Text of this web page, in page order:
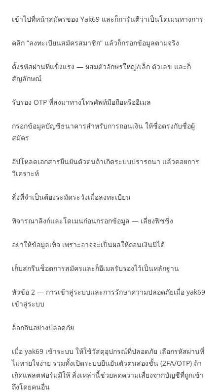
เข้าไปที่หน้าสมัครของ Yak69 และก็การันตีว่าเป็นโดเมนทางการ
คลิก “ลงทะเบียนสมัครสมาชิก” แล้วก็กรอกข้อมูลตามจริง
ตั้งรหัสผ่านที่แข็งแรง — ผสมตัวอักษรใหญ่/เล็ก ตัวเลข และก็
สัญลักษณ์
รับรอง OTP ที่ส่งมาทางโทรศัพท์มือถือหรืออีเมล
กรอกข้อมูลบัญชีธนาคารสำหรับการถอนเงิน ให้ชื่อตรงกับชื่อผู้
สมัคร
อัปโหลดเอกสารยืนยันตัวตนถ้าเกิดระบบปรารถนา แล้วคอยการ
วิเคราะห์
สิ่งที่จำเป็นต้องระมัดระวังเมื่อลงทะเบียน
พิจารณาลิงก์และโดเมนก่อนกรอกข้อมูล — เลี่ยงฟิชชิ่ง
อย่าให้ข้อมูลเท็จ เพราะอาจจะเป็นผลให้ถอนเงินมิได้
เก็บสกรีนช็อตการสมัครและก็อีเมลรับรองไว้เป็นหลักฐาน
หัวข้อ 2 — การเข้าสู่ระบบและการรักษาความปลอดภัยเมื่อ yak69
เข้าสู่ระบบ
ล็อกอินอย่างปลอดภัย
เมื่อ yak69 เข้าระบบ ให้ใช้วัสดุอุปกรณ์ที่ปลอดภัย เลือกรหัสผ่านที่
ไม่ทายใจง่าย รวมทั้งเปิดระบบยืนยันตัวตนสองชั้น (2FA/OTP) ถ้า
เกิดแพลตฟอร์มมีให้ สิ่งเหล่านี้ช่วยลดความเสี่ยงจากบัญชีที่ถูกเข้า
ถึงโดยคนอื่น